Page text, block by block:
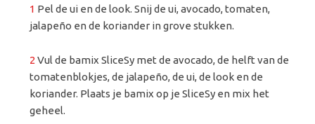
1 Pel de ui en de look. Snij de ui, avocado, tomaten,
jalapeño en de koriander in grove stukken.
2Vul de bamix SliceSy met de avocado, de helft van de
tomatenblokjes, de jalapeño, de ui, de look en de
koriander. Plaats je bamix op je SliceSy en mix het
geheel.